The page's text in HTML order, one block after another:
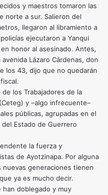
y maestros tomaron las
norte a sur. Salieron del
llegaron al libramiento a
ejecutaron a Yanqui
honor al asesinado. Antes,
Lázaro Cárdenas, don
los 43, dijo que no quedarán
los Trabajadores de la
y –algo infrecuente–
públicas, agrupadas en el
Estado de Guerrero
la fuerza y
de Ayotzinapa. Por alguna
nuevas generaciones tienen
ya es mucho decir.
doblegado y muy